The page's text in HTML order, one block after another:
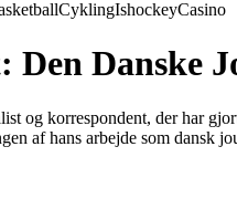
CyklingIshockeyCasino
Den Danske
og korrespondent, der har
af hans arbejde som dansk